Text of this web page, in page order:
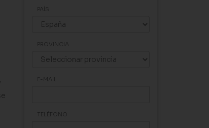
PAÍS
PROVINCIA
E-MAIL
TELÉFONO